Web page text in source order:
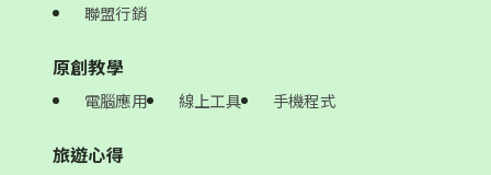
聯盟行銷
原創教學
電腦應用 線上工具 手機程式
旅遊心得